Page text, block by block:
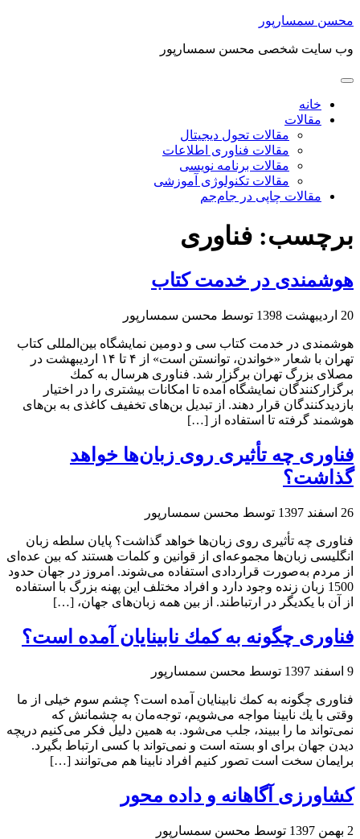
محسن سمسارپور
وب سایت شخصی محسن سمسارپور
خانه
مقالات
مقالات تحول دیجیتال
مقالات فناوری اطلاعات
مقالات برنامه نویسی
مقالات تکنولوژی آموزشی
مقالات چاپی در جام‌جم
برچسب: فناوری
هوشمندی در خدمت کتاب
20 اردیبهشت 1398 توسط محسن سمسارپور
هوشمندی در خدمت کتاب سی و دومین نمایشگاه بین‌المللی كتاب
تهران با شعار «خواندن، توانستن است» از ۴ تا ۱۴ اردیبهشت در
مصلای بزرگ تهران برگزار شد. فناوری هر‌سال به كمك
برگزاركنندگان نمایشگاه آمده تا امكانات بیشتری را در اختیار
بازدیدكنندگان قرار دهند. از تبدیل بن‌های تخفیف كاغذی به بن‌های
هوشمند گرفته تا استفاده از […]
فناوری چه تأثیری روی زبان‌ها خواهد
گذاشت؟
26 اسفند 1397 توسط محسن سمسارپور
فناوری چه تأثیری روی زبان‌ها خواهد گذاشت؟ پایان سلطه زبان
انگلیسی زبان‌ها مجموعه‌ای از قوانین و كلمات هستند كه بین عده‌ای
از مردم به‌صورت قراردادی استفاده می‌شوند. امروز در جهان حدود
1500 زبان زنده وجود دارد و افراد مختلف این پهنه بزرگ با استفاده
از آن با یكدیگر در ارتباطند. از بین همه زبان‌های جهان، […]
فناوری چگونه به كمك نابینایان آمده است؟
9 اسفند 1397 توسط محسن سمسارپور
فناوری چگونه به كمك نابینایان آمده است؟ چشم سوم خیلی از ما
وقتی با یك نابینا مواجه می‌شویم، توجه‌مان به چشمانش كه
نمی‌تواند ما را ببیند، جلب می‌شود. به همین دلیل فكر می‌كنیم دریچه
دیدن جهان برای او بسته است و نمی‌تواند با كسی ارتباط بگیرد.
برایمان سخت است تصور كنیم افراد نابینا هم می‌توانند […]
کشاورزی آگاهانه و داده محور
2 بهمن 1397 توسط محسن سمسارپور